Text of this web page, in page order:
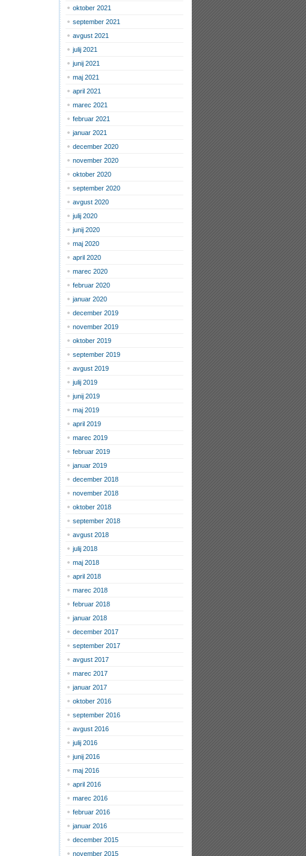
oktober 2021
september 2021
avgust 2021
julij 2021
junij 2021
maj 2021
april 2021
marec 2021
februar 2021
januar 2021
december 2020
november 2020
oktober 2020
september 2020
avgust 2020
julij 2020
junij 2020
maj 2020
april 2020
marec 2020
februar 2020
januar 2020
december 2019
november 2019
oktober 2019
september 2019
avgust 2019
julij 2019
junij 2019
maj 2019
april 2019
marec 2019
februar 2019
januar 2019
december 2018
november 2018
oktober 2018
september 2018
avgust 2018
julij 2018
maj 2018
april 2018
marec 2018
februar 2018
januar 2018
december 2017
september 2017
avgust 2017
marec 2017
januar 2017
oktober 2016
september 2016
avgust 2016
julij 2016
junij 2016
maj 2016
april 2016
marec 2016
februar 2016
januar 2016
december 2015
november 2015